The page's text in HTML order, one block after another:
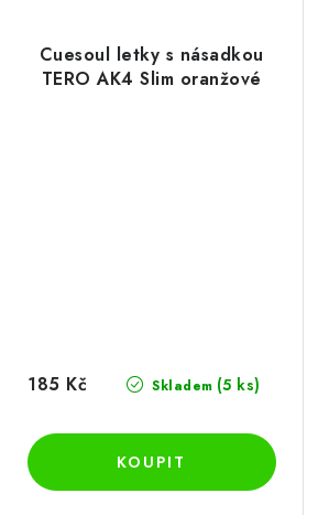
Cuesoul letky s násadkou
TERO AK4 Slim oranžové
Skladem (5 ks)
185 Kč